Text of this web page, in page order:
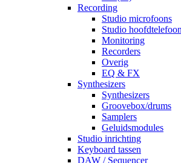
Recording
Studio microfoons
Studio
Monitoring
Recorders
Overig
EQ & FX
Synthesizers
Synthesizers
Groovebox/drums
Samplers
Geluidsmodules
Studio inrichting
Keyboard tassen
DAW / Sequencer